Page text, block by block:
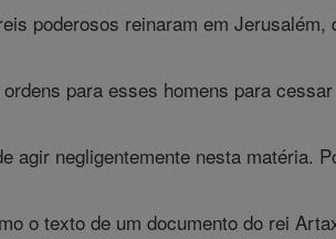
poderosos reinaram em
para esses homens para
agir negligentemente nesta matéria.
o texto de um documento do rei